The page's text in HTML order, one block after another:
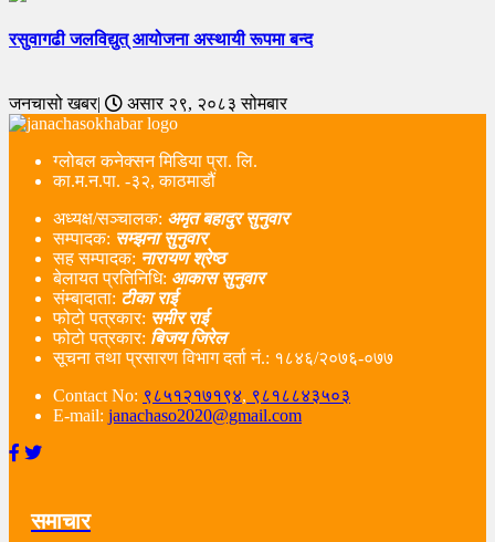
रसुवागढी जलविद्युत् आयोजना अस्थायी रूपमा बन्द
जनचासो खबर| असार २९, २०८३ सोमबार
ग्लोबल कनेक्सन मिडिया प्रा. लि.
का.म.न.पा. -३२, काठमाडौं
अध्यक्ष/सञ्चालक: अमृत बहादुर सुनुवार
सम्पादक: सम्झना सुनुवार
सह सम्पादक: नारायण श्रेष्ठ
बेलायत प्रतिनिधि: आकास सुनुवार
संम्बादाता: टीका राई
फोटो पत्रकार: समीर राई
फोटो पत्रकार: बिजय जिरेल
सूचना तथा प्रसारण विभाग दर्ता नं‌.: १८४६/२०७६-०७७
Contact No: ९८५१२१७१९४, ९८१८८४३५०३
E-mail: janachaso2020@gmail.com
समाचार